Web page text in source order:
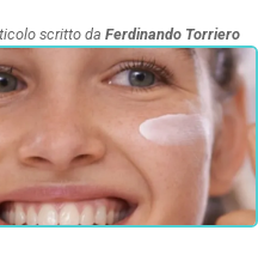
scritto da Ferdinando Torriero